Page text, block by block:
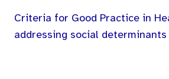
Criteria for Good Practice in
addressing social determinants